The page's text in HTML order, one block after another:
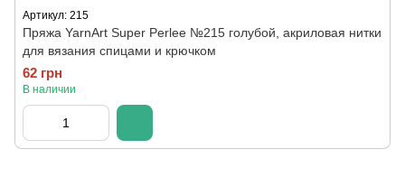
Артикул: 215
Пряжа YarnArt Super Perlee №215 голубой, акриловая нитки
для вязания спицами и крючком
62 грн
В наличии